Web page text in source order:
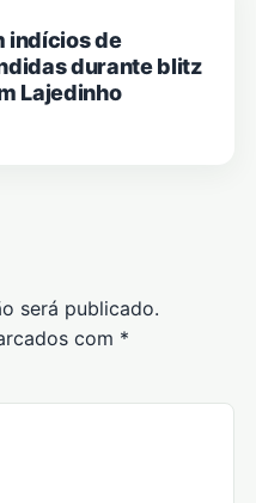
indícios de
durante blitz
Lajedinho
será publicado.
com *